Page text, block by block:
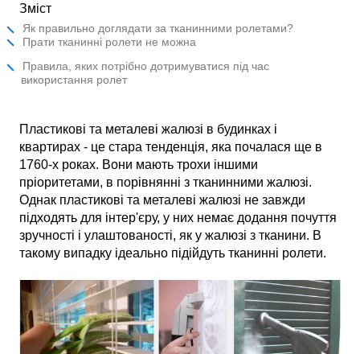
Зміст
Як правильно доглядати за тканинними ролетами?
Прати тканинні ролети не можна
Правила, яких потрібно дотримуватися під час
використання ролет
Пластикові та металеві жалюзі в будинках і
квартирах - це стара тенденція, яка почалася ще в
1760-х роках. Вони мають трохи іншими
пріоритетами, в порівнянні з тканинними жалюзі.
Однак пластикові та металеві жалюзі не завжди
підходять для інтер'єру, у них немає додання почуття
зручності і улаштованості, як у жалюзі з тканини. В
такому випадку ідеально підійдуть тканинні ролети.